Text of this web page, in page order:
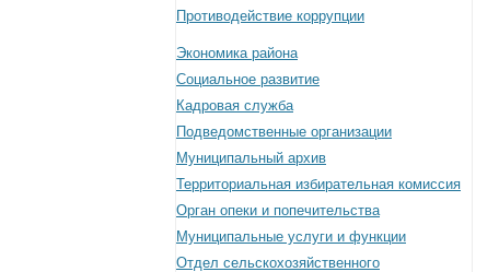
Противодействие коррупции
Экономика района
Социальное развитие
Кадровая служба
Подведомственные организации
Муниципальный архив
Территориальная избирательная комиссия
Орган опеки и попечительства
Муниципальные услуги и функции
Отдел сельскохозяйственного